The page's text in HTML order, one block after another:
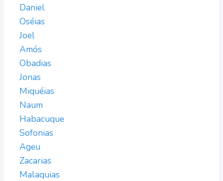
Daniel
Oséias
Joel
Amós
Obadias
Jonas
Miquéias
Naum
Habacuque
Sofonias
Ageu
Zacarias
Malaquias